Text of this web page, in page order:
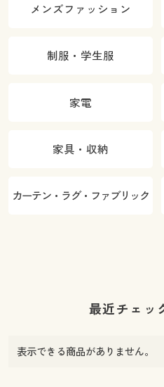
メンズファッション
制服・学生服
家電
家具・収納
カーテン・ラグ・ファブリック
最近チェッ
表示できる商品がありません。